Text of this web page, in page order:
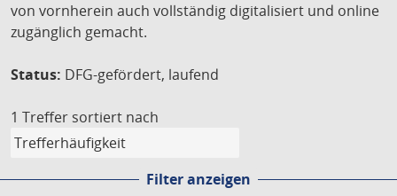
von vornherein auch vollständig digitalisiert und online
zugänglich gemacht.
Status: DFG-gefördert, laufend
1 Treffer sortiert nach
Filter anzeigen